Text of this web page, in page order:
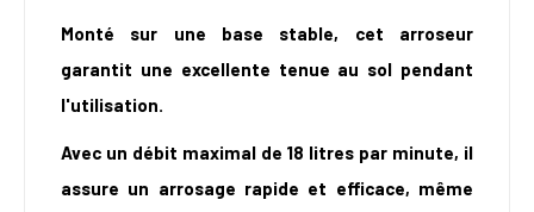
Monté sur une base stable, cet arroseur
garantit une excellente tenue au sol pendant
l'utilisation.
Avec un débit maximal de 18 litres par minute, il
assure un arrosage rapide et efficace, même